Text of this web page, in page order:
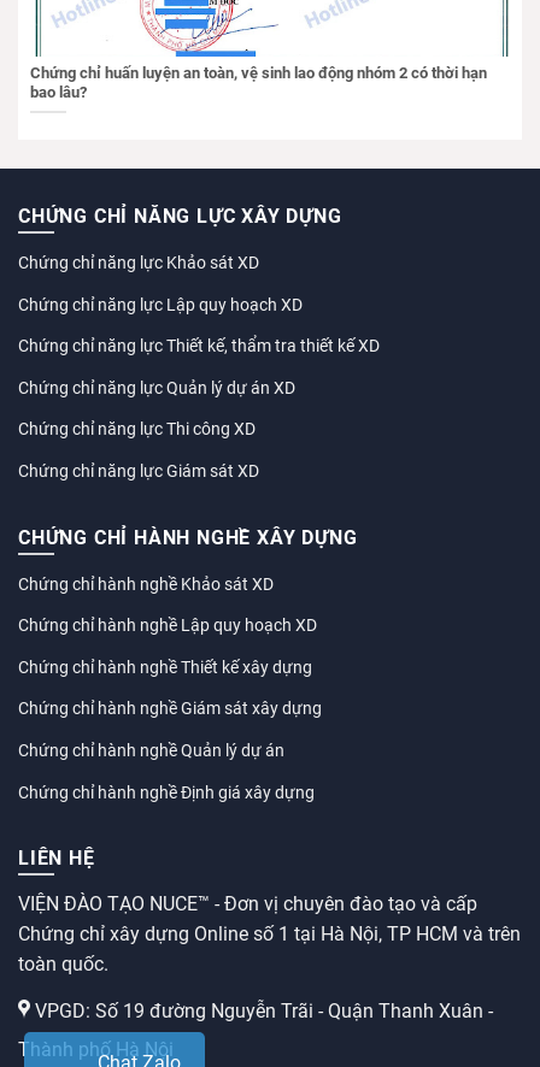
Chứng chỉ huấn luyện an toàn, vệ sinh lao động nhóm 2 có thời hạn
bao lâu?
CHỨNG CHỈ NĂNG LỰC XÂY DỰNG
Chứng chỉ năng lực Khảo sát XD
Chứng chỉ năng lực Lập quy hoạch XD
Chứng chỉ năng lực Thiết kế, thẩm tra thiết kế XD
Chứng chỉ năng lực Quản lý dự án XD
Chứng chỉ năng lực Thi công XD
Chứng chỉ năng lực Giám sát XD
CHỨNG CHỈ HÀNH NGHỀ XÂY DỰNG
Chứng chỉ hành nghề Khảo sát XD
Chứng chỉ hành nghề Lập quy hoạch XD
Chứng chỉ hành nghề Thiết kế xây dựng
Chứng chỉ hành nghề Giám sát xây dựng
Chứng chỉ hành nghề Quản lý dự án
Chứng chỉ hành nghề Định giá xây dựng
LIÊN HỆ
VIỆN ĐÀO TẠO NUCE™ - Đơn vị chuyên đào tạo và cấp
Chứng chỉ xây dựng Online số 1 tại Hà Nội, TP HCM và trên
toàn quốc.
VPGD: Số 19 đường Nguyễn Trãi - Quận Thanh Xuân -
Thành phố Hà Nội
Chat Zalo